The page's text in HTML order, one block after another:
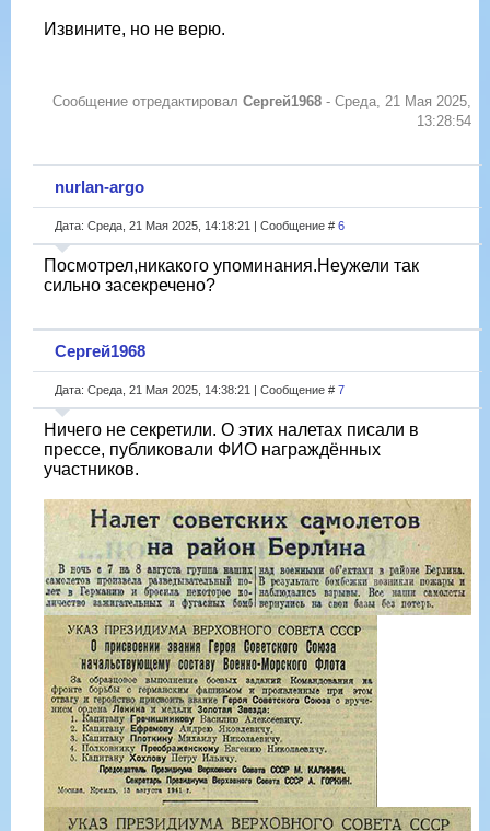
Извините, но не верю.
Сообщение отредактировал Сергей1968 - Среда, 21 Мая 2025,
13:28:54
nurlan-argo
Дата: Среда, 21 Мая 2025, 14:18:21 | Сообщение # 6
Посмотрел,никакого упоминания.Неужели так
сильно засекречено?
Сергей1968
Дата: Среда, 21 Мая 2025, 14:38:21 | Сообщение # 7
Ничего не секретили. О этих налетах писали в
прессе, публиковали ФИО награждённых
участников.